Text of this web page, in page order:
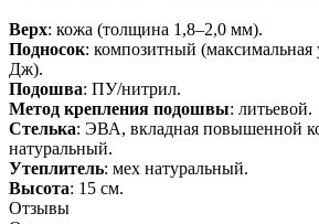
Верх: кожа (толщина 1,8–2,0 мм).
Подносок: композитный (максимальная
Дж).
Подошва: ПУ/нитрил.
Метод крепления подошвы: литьевой.
Стелька: ЭВА, вкладная повышенной
натуральный.
Утеплитель: мех натуральный.
Высота: 15 см.
Отзывы